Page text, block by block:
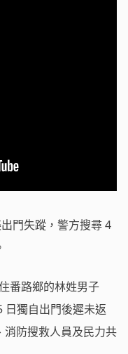
門失蹤，警方搜尋 4
番路鄉的林姓男子
日獨自出門後遲未返
防搜救人員及民力共